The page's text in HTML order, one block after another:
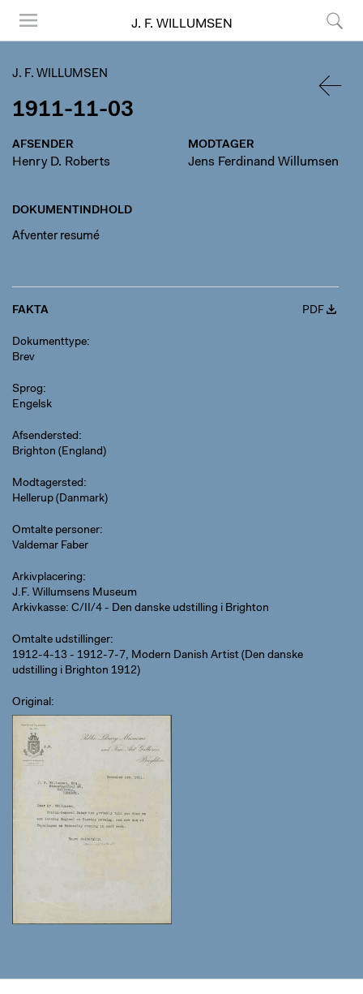
J. F. WILLUMSEN
J. F. WILLUMSEN
1911-11-03
AFSENDER
Henry D. Roberts
MODTAGER
Jens Ferdinand Willumsen
DOKUMENTINDHOLD
Afventer resumé
FAKTA PDF
Dokumenttype
Brev
Sprog
Engelsk
Afsendersted
Brighton (England)
Modtagersted
Hellerup (Danmark)
Omtalte personer
Valdemar Faber
Arkivplacering
J.F. Willumsens Museum
Arkivkasse: C/II/4 - Den danske udstilling i Brighton
Omtalte udstillinger
1912-4-13 - 1912-7-7, Modern Danish Artist (Den danske
udstilling i Brighton 1912)
Original